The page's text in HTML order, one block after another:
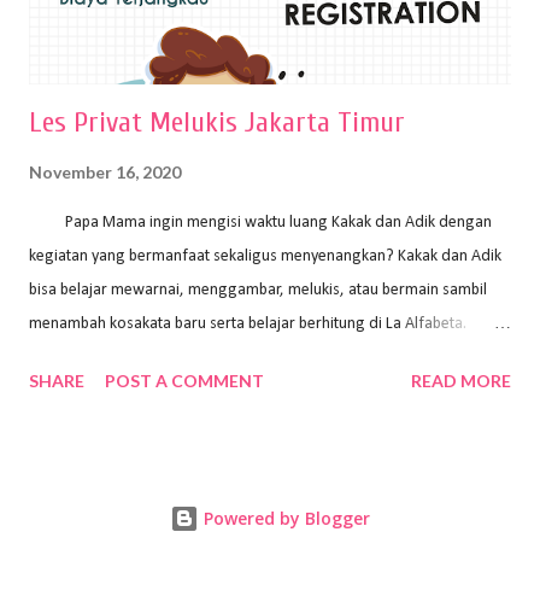
Les Privat Melukis Jakarta Timur
November 16, 2020
Papa Mama ingin mengisi waktu luang Kakak dan Adik dengan
kegiatan yang bermanfaat sekaligus menyenangkan? Kakak dan Adik
bisa belajar mewarnai, menggambar, melukis, atau bermain sambil
menambah kosakata baru serta belajar berhitung di La Alfabeta.
kok untuk mengajar dengan metode yang fun, La Alfabeta
Alfabeta. ⁣⁣⁣⁣Ada pilihan online class maupun offline class lho! Cek
SHARE POST A COMMENT READ MORE
Powered by Blogger